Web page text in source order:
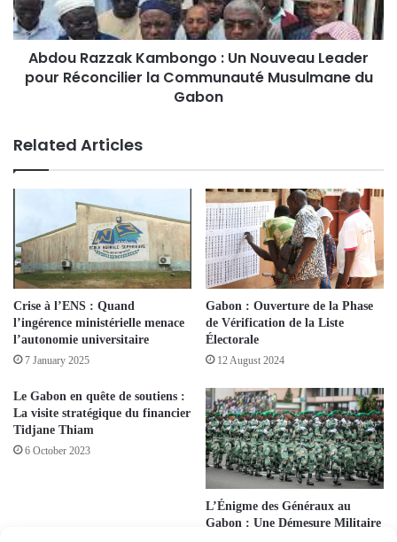
Abdou Razzak Kambongo : Un Nouveau Leader
pour Réconcilier la Communauté Musulmane du
Gabon
Related Articles
Crise à l’ENS : Quand
l’ingérence ministérielle menace
l’autonomie universitaire
7 January 2025
Gabon : Ouverture de la Phase
de Vérification de la Liste
Électorale
12 August 2024
Le Gabon en quête de soutiens :
La visite stratégique du financier
Tidjane Thiam
6 October 2023
L’Énigme des Généraux au
Gabon : Une Démesure Militaire